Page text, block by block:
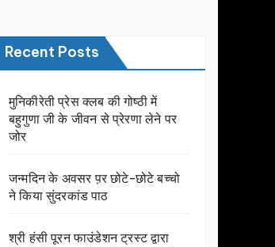
Recent Posts
मुनिकीरेती प्रेस क्लब की गोष्ठी में
बहुगुणा जी के जीवन से प्रेरणा लेने पर
जोर
जन्मदिन के अवसर प़र छोटे-छोटे बच्चो
ने किया सुंदरकांड पाठ
श्री हंसी पूरन फाउंडेशन ट्रस्ट द्वारा